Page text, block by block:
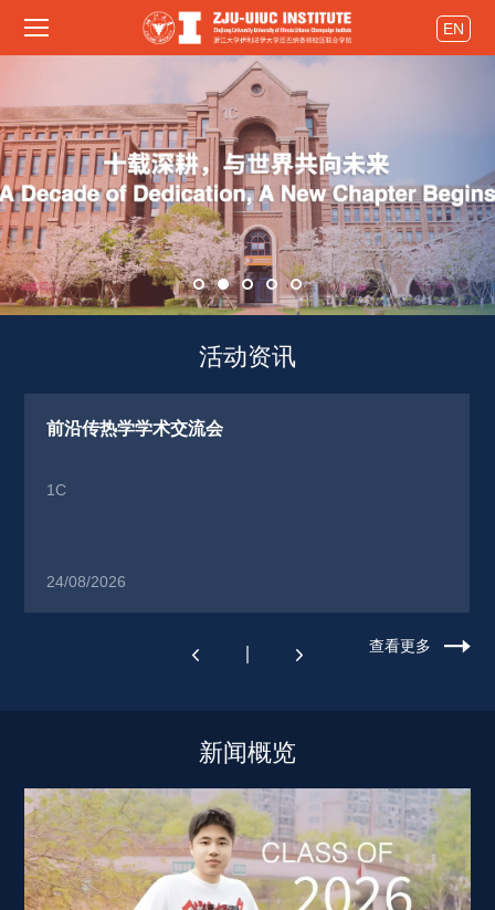
EN
活动资讯
前沿传热学学术交流会
1C
24/08/2026
查看更多
新闻概览